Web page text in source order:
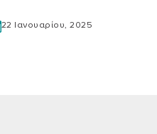
22 Ιανουαρίου, 2025